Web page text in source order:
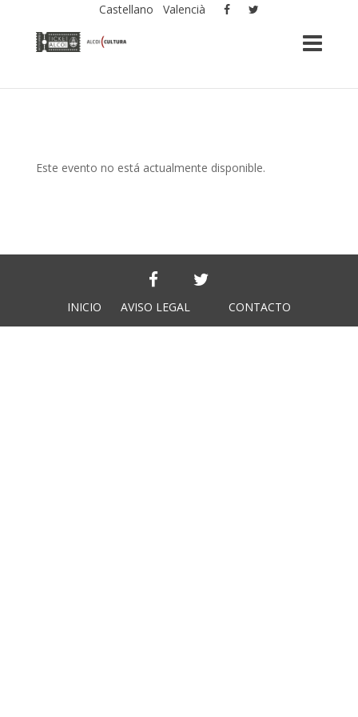
Castellano Valencià
Este evento no está actualmente disponible.
INICIO AVISO LEGAL CONTACTO